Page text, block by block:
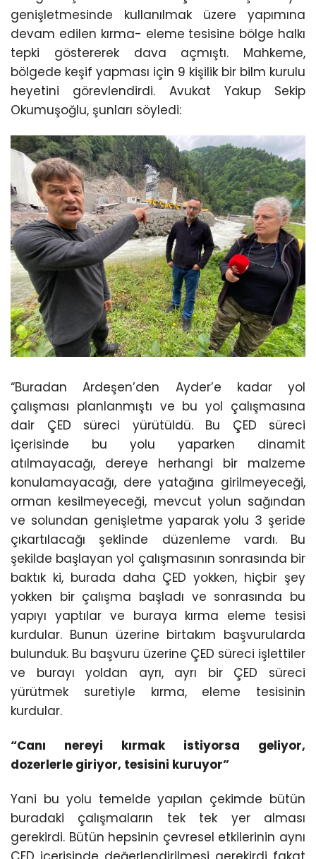
genişletmesinde kullanılmak üzere yapımına
devam edilen kırma- eleme tesisine bölge halkı
tepki göstererek dava açmıştı. Mahkeme,
bölgede keşif yapması için 9 kişilik bir bilm kurulu
heyetini görevlendirdi. Avukat Yakup Sekip
Okumuşoğlu, şunları söyledi:
“Buradan Ardeşen’den Ayder’e kadar yol
çalışması planlanmıştı ve bu yol çalışmasına
dair ÇED süreci yürütüldü. Bu ÇED süreci
içerisinde bu yolu yaparken dinamit
atılmayacağı, dereye herhangi bir malzeme
konulamayacağı, dere yatağına girilmeyeceği,
orman kesilmeyeceği, mevcut yolun sağından
ve solundan genişletme yaparak yolu 3 şeride
çıkartılacağı şeklinde düzenleme vardı. Bu
şekilde başlayan yol çalışmasının sonrasında bir
baktık ki, burada daha ÇED yokken, hiçbir şey
yokken bir çalışma başladı ve sonrasında bu
yapıyı yaptılar ve buraya kırma eleme tesisi
kurdular. Bunun üzerine birtakım başvurularda
bulunduk. Bu başvuru üzerine ÇED süreci işlettiler
ve burayı yoldan ayrı, ayrı bir ÇED süreci
yürütmek suretiyle kırma, eleme tesisinin
kurdular.
“Canı nereyi kırmak istiyorsa geliyor,
dozerlerle giriyor, tesisini kuruyor”
Yani bu yolu temelde yapılan çekimde bütün
buradaki çalışmaların tek tek yer alması
gerekirdi. Bütün hepsinin çevresel etkilerinin aynı